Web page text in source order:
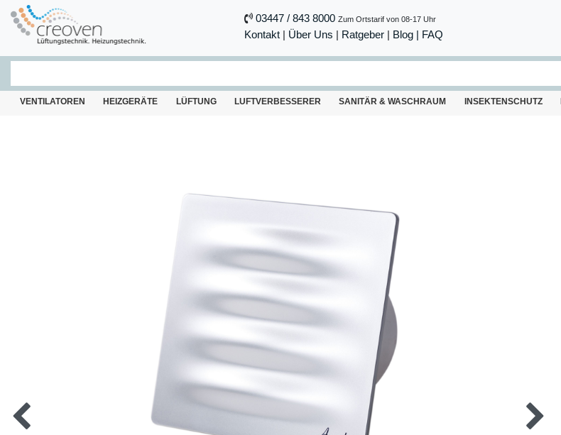
03447 / 843 8000 Zum Ortstarif von 08-17 Uhr
Kontakt| Über Uns | Ratgeber| Blog | FAQ
VENTILATOREN HEIZGERÄTE LÜFTUNG LUFTVERBESSERER SANITÄR & WASCHRAUM INSEKTENSCHUTZ